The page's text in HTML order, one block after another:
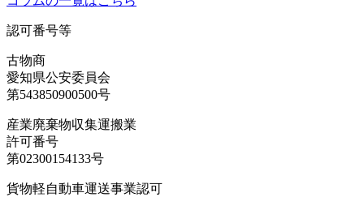
認可番号等
古物商
愛知県公安委員会
第543850900500号
産業廃棄物収集運搬業
許可番号
第02300154133号
貨物軽自動車運送事業認可